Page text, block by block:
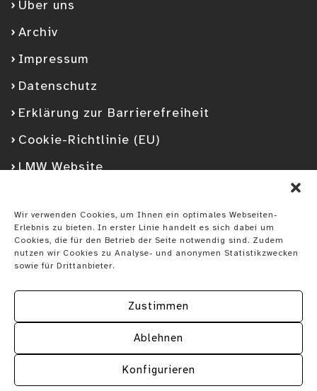
Wir verwenden Cookies, um Ihnen ein optimales Webseiten-
Erlebnis zu bieten. In erster Linie handelt es sich dabei um
Cookies, die für den Betrieb der Seite notwendig sind. Zudem
nutzen wir Cookies zu Analyse- und anonymen Statistikzwecken
sowie für Drittanbieter.
Zustimmen
Ablehnen
Konfigurieren
Über uns
Archiv
Impressum
Datenschutz
Erklärung zur Barrierefreiheit
Cookie-Richtlinie (EU)
LMW Website
FacebookGoogleplusYouTubeInstagramSpotify